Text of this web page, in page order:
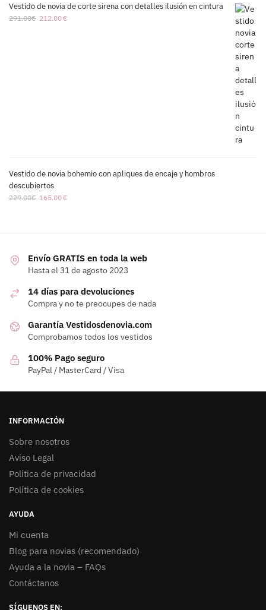
Vestido de novia de corte sirena con detalles ilusión en cintura
291.00€ 212.00€
Vestido de novia bohemio con apliques de encaje y hombros
descubiertos
229.00€ 165.00€
Envío GRATIS en toda la web
Hasta el 31 de agosto 2023
14 días para devoluciones
Compra y no te preocupes de nada
Garantía Vestidosdenovia.com
Comprobamos todos los vestidos
100% Pago seguro
PayPal / MasterCard / Visa
INFORMACIÓN
Sobre nosotros
Aviso Legal
Política de privacidad
Política de cookies
AYUDA
Mi cuenta
Blog para novias (recomendado)
Ayuda a la novia – FAQs
Contáctanos
SÍGUENOS EN: